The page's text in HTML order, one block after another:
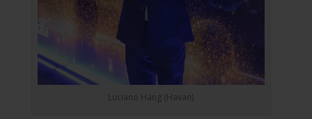
Luciano Hang (Havan)